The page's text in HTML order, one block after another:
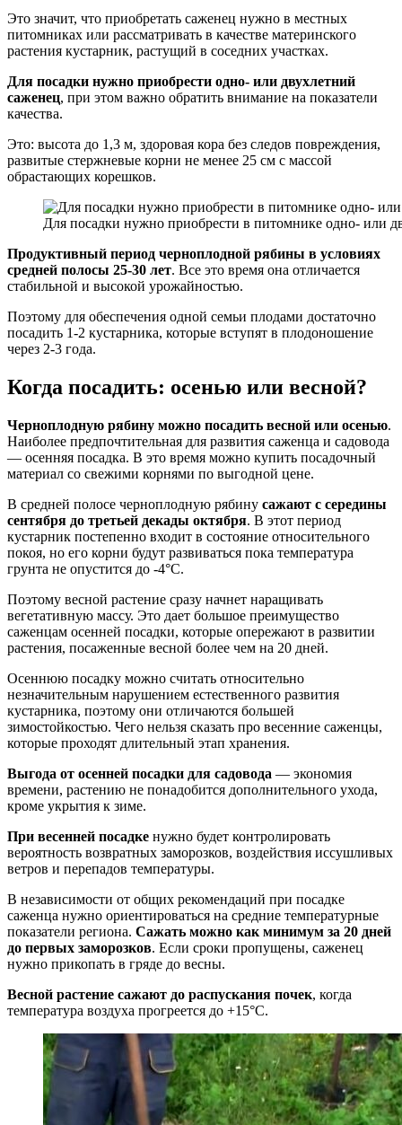
Это значит, что приобретать саженец нужно в местных
питомниках или рассматривать в качестве материнского
растения кустарник, растущий в соседних участках.
Для посадки нужно приобрести одно- или двухлетний
саженец, при этом важно обратить внимание на показатели
качества.
Это: высота до 1,3 м, здоровая кора без следов повреждения,
развитые стержневые корни не менее 25 см с массой
обрастающих корешков.
Для посадки нужно приобрести в питомнике одно- или
Продуктивный период черноплодной рябины в условиях
средней полосы 25-30 лет. Все это время она отличается
стабильной и высокой урожайностью.
Поэтому для обеспечения одной семьи плодами достаточно
посадить 1-2 кустарника, которые вступят в плодоношение
через 2-3 года.
Когда посадить: осенью или весной?
Черноплодную рябину можно посадить весной или осенью.
Наиболее предпочтительная для развития саженца и садовода
— осенняя посадка. В это время можно купить посадочный
материал со свежими корнями по выгодной цене.
В средней полосе черноплодную рябину сажают с середины
сентября до третьей декады октября. В этот период
кустарник постепенно входит в состояние относительного
покоя, но его корни будут развиваться пока температура
грунта не опустится до -4°С.
Поэтому весной растение сразу начнет наращивать
вегетативную массу. Это дает большое преимущество
саженцам осенней посадки, которые опережают в развитии
растения, посаженные весной более чем на 20 дней.
Осеннюю посадку можно считать относительно
незначительным нарушением естественного развития
кустарника, поэтому они отличаются большей
зимостойкостью. Чего нельзя сказать про весенние саженцы,
которые проходят длительный этап хранения.
Выгода от осенней посадки для садовода — экономия
времени, растению не понадобится дополнительного ухода,
кроме укрытия к зиме.
При весенней посадке нужно будет контролировать
вероятность возвратных заморозков, воздействия иссушливых
ветров и перепадов температуры.
В независимости от общих рекомендаций при посадке
саженца нужно ориентироваться на средние температурные
показатели региона. Сажать можно как минимум за 20 дней
до первых заморозков. Если сроки пропущены, саженец
нужно прикопать в гряде до весны.
Весной растение сажают до распускания почек, когда
температура воздуха прогреется до +15°С.